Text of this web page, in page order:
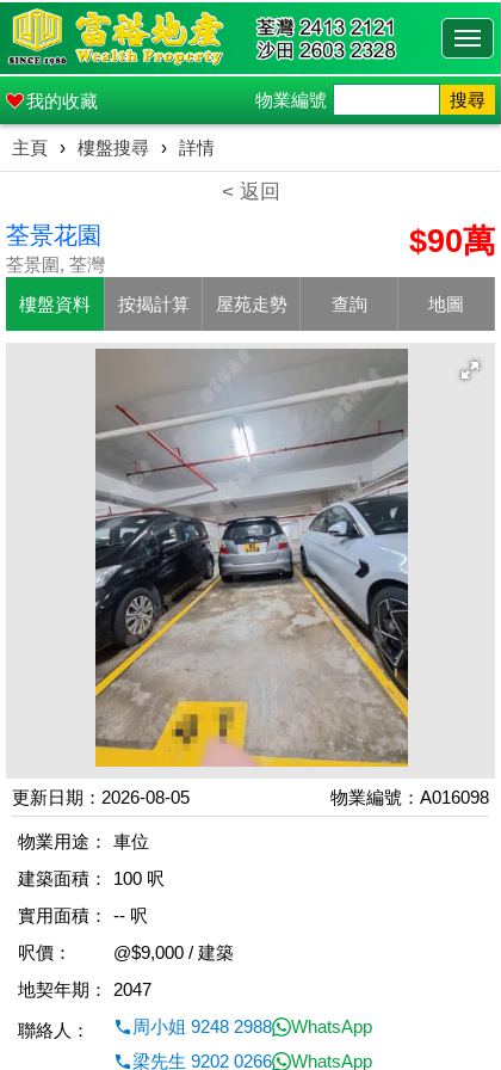
我的收藏 物業編號 搜尋
主頁 › 樓盤搜尋 › 詳情
< 返回
荃景花園
荃景圍, 荃灣
$90萬
樓盤資料 按揭計算 屋苑走勢 查詢 地圖
更新日期：2026-08-05 物業編號：A016098
物業用途：
車位
建築面積：
100 呎
實用面積：
-- 呎
呎價：
@$9,000 / 建築
地契年期：
2047
聯絡人：
周小姐 9248 2988
WhatsApp
梁先生 9202 0266
WhatsApp